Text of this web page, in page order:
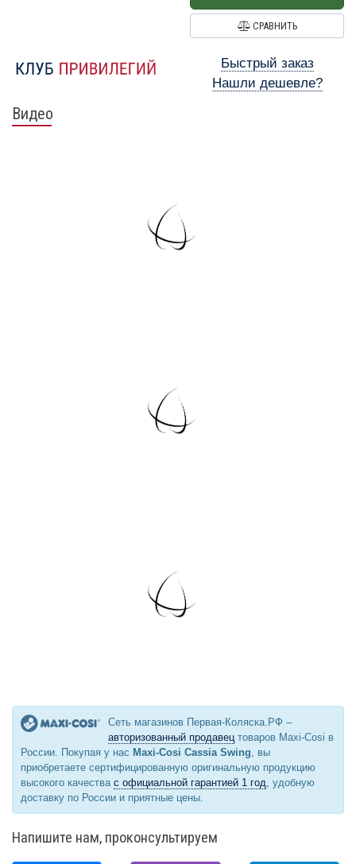
СРАВНИТЬ
Быстрый заказ
Нашли дешевле?
Видео
Сеть магазинов Первая-Коляска.РФ –
авторизованный продавецтоваров Maxi-Cosi в
России. Покупая у нас Maxi-Cosi Cassia Swing, вы
приобретаете сертифицированную оригинальную продукцию
высокого качества с официальной гарантией 1 год, удобную
доставку по России и приятные цены.
Напишите нам, проконсультируем